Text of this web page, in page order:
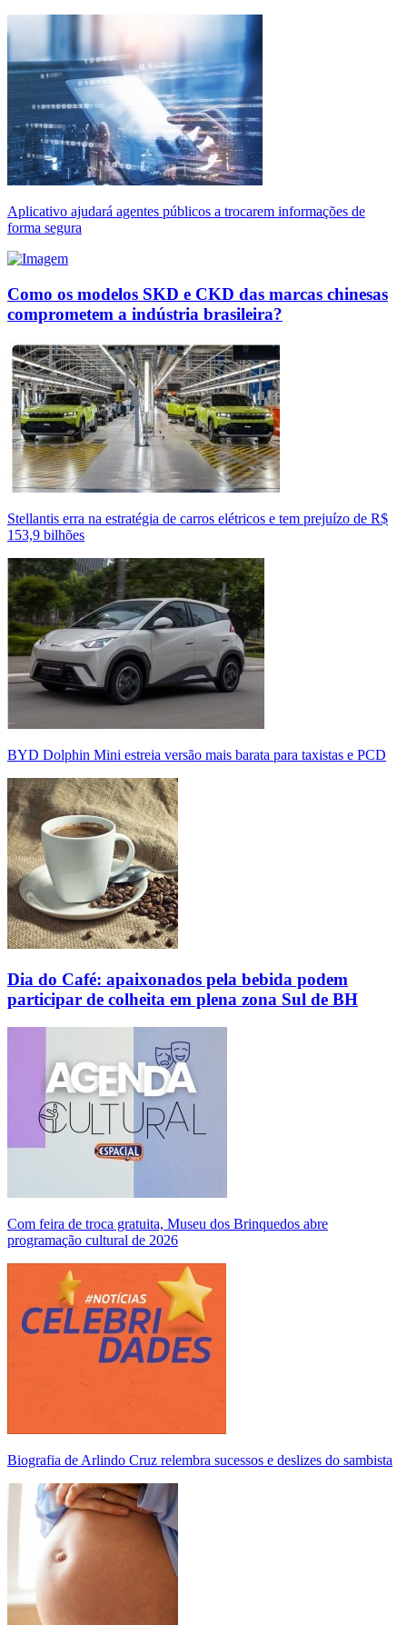
Aplicativo ajudará agentes públicos a trocarem informações de
forma segura
Como os modelos SKD e CKD das marcas chinesas
comprometem a indústria brasileira?
Stellantis erra na estratégia de carros elétricos e tem prejuízo de R$
153,9 bilhões
BYD Dolphin Mini estreia versão mais barata para taxistas e PCD
Dia do Café: apaixonados pela bebida podem
participar de colheita em plena zona Sul de BH
Com feira de troca gratuita, Museu dos Brinquedos abre
programação cultural de 2026
Biografia de Arlindo Cruz relembra sucessos e deslizes do sambista